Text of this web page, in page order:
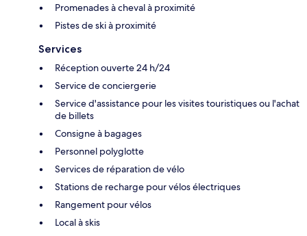
Promenades à cheval à proximité
Pistes de ski à proximité
Services
Réception ouverte 24 h/24
Service de conciergerie
Service d'assistance pour les visites touristiques ou l'achat
de billets
Consigne à bagages
Personnel polyglotte
Services de réparation de vélo
Stations de recharge pour vélos électriques
Rangement pour vélos
Local à skis